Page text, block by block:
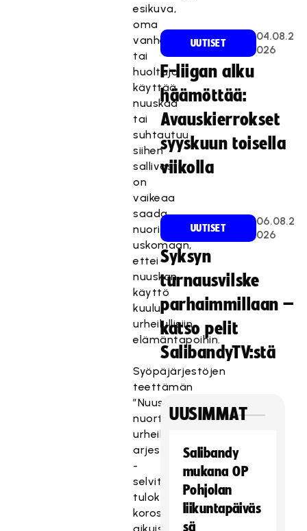
esikuva,
oma
vanhempi
tai
huoltaja
käyttää
nuuskaa
tai
suhtautuu
siihen
sallivasti,
on
vaikeaa
saada
nuori
uskomaan,
ettei
nuuskan
käyttö
kuulu
urheilullisiin
elämäntapoihin.
Syöpäjärjestöjen
teettämän
”Nuuska
nuorten
urheilijoiden
arjessa”
-
selvityksen
tulokset
korostavat
UUTISET
04.08.2
026
F-liigan alku
häämöttää:
Avauskierrokset
syyskuun toisella
viikolla
UUTISET
06.08.2
026
Syksyn
turnausvilske
parhaimmillaan –
katso pelit
SalibandyTV:stä
UUSIMMAT
Salibandy
mukana OP
Pohjolan
liikuntapäiväs
sä